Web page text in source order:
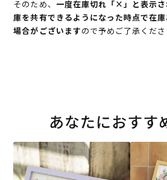
そのため、 一度在庫切れ「×」と表示
庫を共有できるようになった時点で在
場合がございますので予めご了承くださ
あなたにおすす